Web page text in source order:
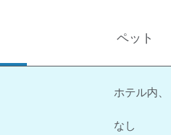
ペット
ホテル内、
なし